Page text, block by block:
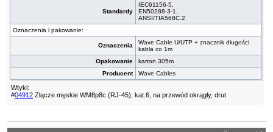
Standardy
IEC61156-5,
EN50288-3-1,
ANSI/TIA568C.2
Oznaczenia i pakowanie:
Oznaczenia
Wave Cable U/UTP + znacznik długości
kabla co 1m
Opakowanie
karton 305m
Producent
Wave Cables
Wtyki:
#04912 Złącze męskie WM8p8c (RJ-45), kat.6, na przewód okrągły, drut